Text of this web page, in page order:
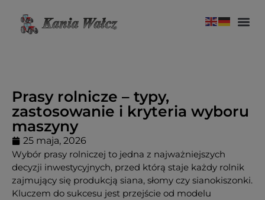
Prasy rolnicze – typy,
zastosowanie i kryteria wyboru
maszyny
25 maja, 2026
Wybór prasy rolniczej to jedna z najważniejszych
decyzji inwestycyjnych, przed którą staje każdy rolnik
zajmujący się produkcją siana, słomy czy sianokiszonki.
Kluczem do sukcesu jest przejście od modelu